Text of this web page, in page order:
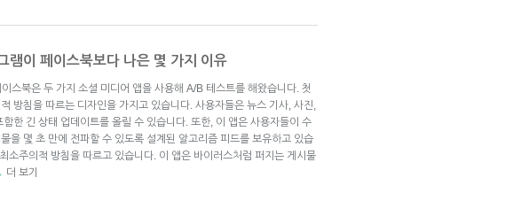
램이 페이스북보다 나은 몇 가지 이유
스북은 두 가지 소셜 미디어 앱을 사용해 A/B 테스트를 해왔습니다. 첫
방침을 따르는 디자인을 가지고 있습니다. 사용자들은 뉴스 기사, 사진,
함한 긴 상태 업데이트를 올릴 수 있습니다. 또한, 이 앱은 사용자들이 수
을 몇 초 만에 전파할 수 있도록 설계된 알고리즘 피드를 보유하고 있습
소주의적 방침을 따르고 있습니다. 이 앱은 바이러스처럼 퍼지는 게시물
더 보기